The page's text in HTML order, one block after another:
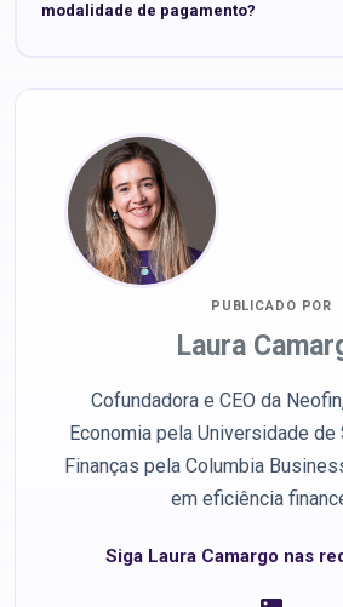
modalidade de pagamento?
PUBLICADO POR
Laura
Cofundadora e CEO da
Economia pela Universidade de
Finanças pela Columbia
em eficiência
Siga Laura Camargo nas